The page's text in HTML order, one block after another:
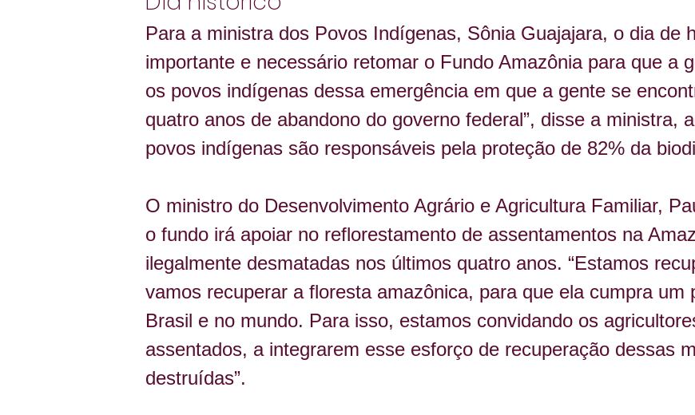
Para a ministra dos Povos Indígenas, Sônia Guajajara, o dia de
importante e necessário retomar o Fundo Amazônia para que a
os povos indígenas dessa emergência em que a gente se
quatro anos de abandono do governo federal”, disse a ministra,
povos indígenas são responsáveis pela proteção de 82% da
O ministro do Desenvolvimento Agrário e Agricultura Familiar,
o fundo irá apoiar no reflorestamento de assentamentos na
ilegalmente desmatadas nos últimos quatro anos. “Estamos
vamos recuperar a floresta amazônica, para que ela cumpra um
Brasil e no mundo. Para isso, estamos convidando os
assentados, a integrarem esse esforço de recuperação dessas
destruídas”.